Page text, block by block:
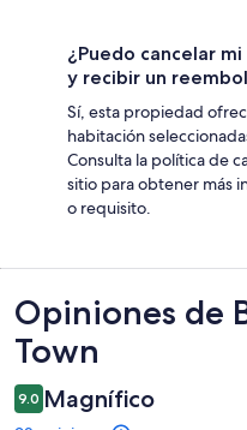
¿Puedo cancelar
y recibir un
Sí, esta propiedad
habitación
Consulta la política de
sitio para obtener más
o requisito.
Opiniones
Opiniones de
Town
9.0 Magnífico